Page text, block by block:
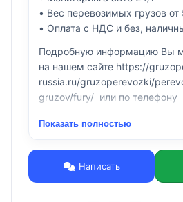
• Вес перевозимых грузов от
• Оплата с НДС и без,
Подробную информацию Вы
на нашем сайте https://
russia.ru/gruzoperevozki/
gruzov/fury/ или по телефону
Показать полностью
Написать